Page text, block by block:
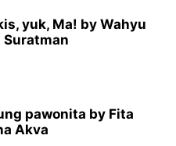
yuk, Ma! by Wahyu
pawonita by Fita
Akva